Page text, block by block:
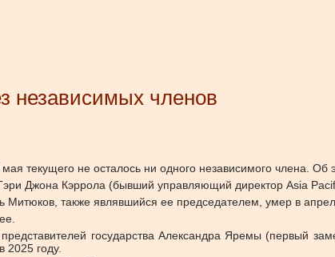
независимых членов
текущего не осталось ни одного независимого члена.
Джона Кэррола (бывший управляющий директор Asia
также являвшийся ее председателем, умер в
государства Александра Яремы (первый
2025 году.